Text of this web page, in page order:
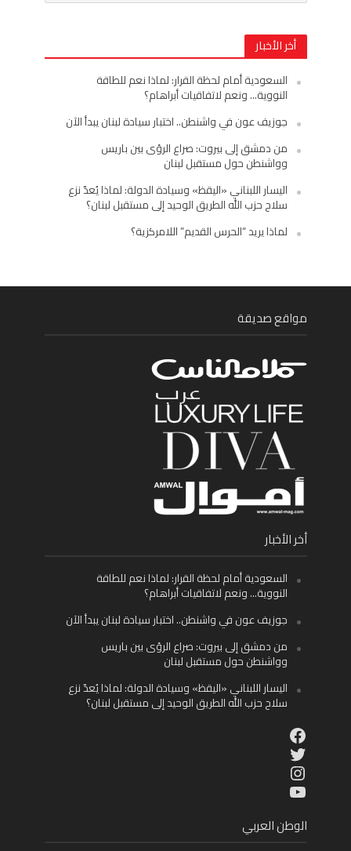
أخر الأخبار
السعودية أمام لحظة القرار: لماذا نعم للطاقة
النووية… ونعم لاتفاقيات أبراهام؟
جوزيف عون في واشنطن.. اختبار سيادة لبنان يبدأ الآن
من دمشق إلى بيروت: صراع الرؤى بين باريس
وواشنطن حول مستقبل لبنان
اليسار اللبناني «اليقظ» وسيادة الدولة: لماذا يُعدّ نزع
سلاح حزب الله الطريق الوحيد إلى مستقبل لبنان؟
لماذا يريد “الحرس القديم” اللامركزية؟
مواقع صديقة
أخر الأخبار
السعودية أمام لحظة القرار: لماذا نعم للطاقة
النووية… ونعم لاتفاقيات أبراهام؟
جوزيف عون في واشنطن.. اختبار سيادة لبنان يبدأ الآن
من دمشق إلى بيروت: صراع الرؤى بين باريس
وواشنطن حول مستقبل لبنان
اليسار اللبناني «اليقظ» وسيادة الدولة: لماذا يُعدّ نزع
سلاح حزب الله الطريق الوحيد إلى مستقبل لبنان؟
Facebook
Twitter
Instagram
YouTube
الوطن العربي